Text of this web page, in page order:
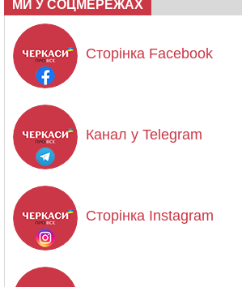
МИ У СОЦМЕРЕЖАХ
Сторінка Facebook
Канал у Telegram
Сторінка Instagram